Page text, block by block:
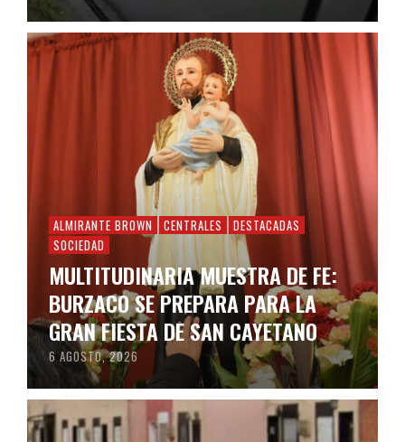
ALMIRANTE BROWN CENTRALES
DESTACADAS
SOCIEDAD
MULTITUDINARIA MUESTRA DE FE:
BURZACO SE PREPARA PARA LA
GRAN FIESTA DE SAN CAYETANO
6 AGOSTO, 2026